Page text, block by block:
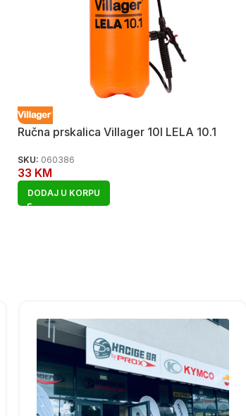
Ručna prskalica Villager 10l LELA 10.1
SKU: 060386
33 KM
DODAJ U KORPU